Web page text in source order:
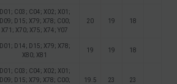
D01; C03; C04; X02; X01;
D09; D15; X79; X78; C00;
X71; X70; X75; X74; Y07
20 19 18
D01; D14; D15; X79; X78;
X80; X81
19 19 18
D01; C03; C04; X02; X01;
D09; D15; X79; X78; C00;
19.5 23 23